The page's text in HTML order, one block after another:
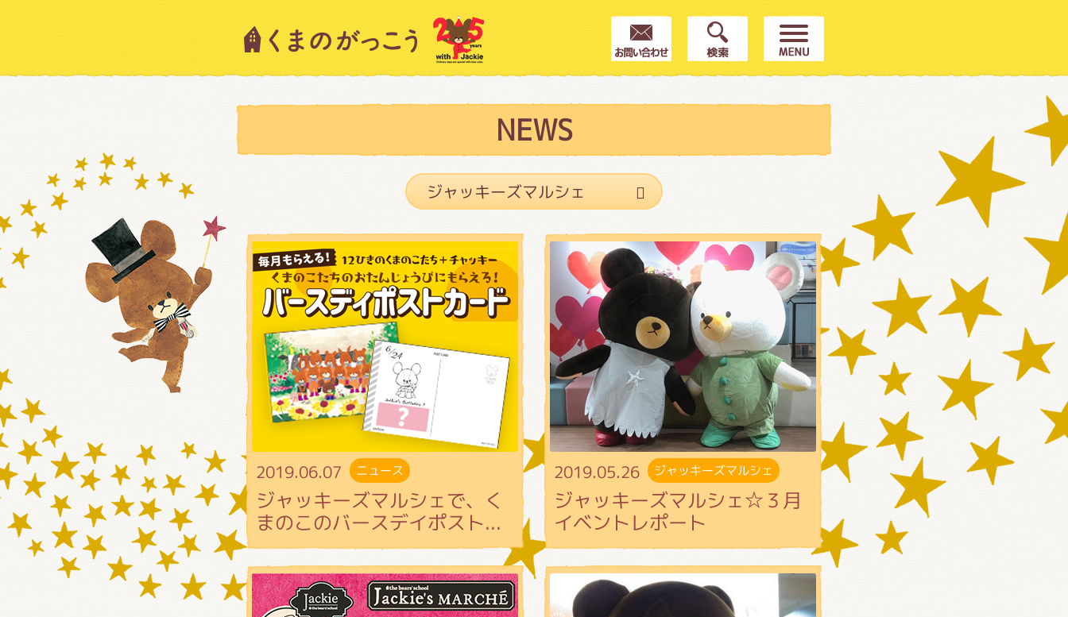
NEWS
2019.06.07 ニュース
ジャッキーズマルシェで、く
まのこのバースデイポスト...
2019.05.26 ジャッキーズマルシェ
ジャッキーズマルシェ☆３月
イベントレポート
キャラクター紹介
スタッフブログ
絵本・作家紹介
ショップインフォメーション
グッズインフォメーション
ミュージカル・コンサート
おたのしみコンテンツ(クイズ・AR・診断・占い)